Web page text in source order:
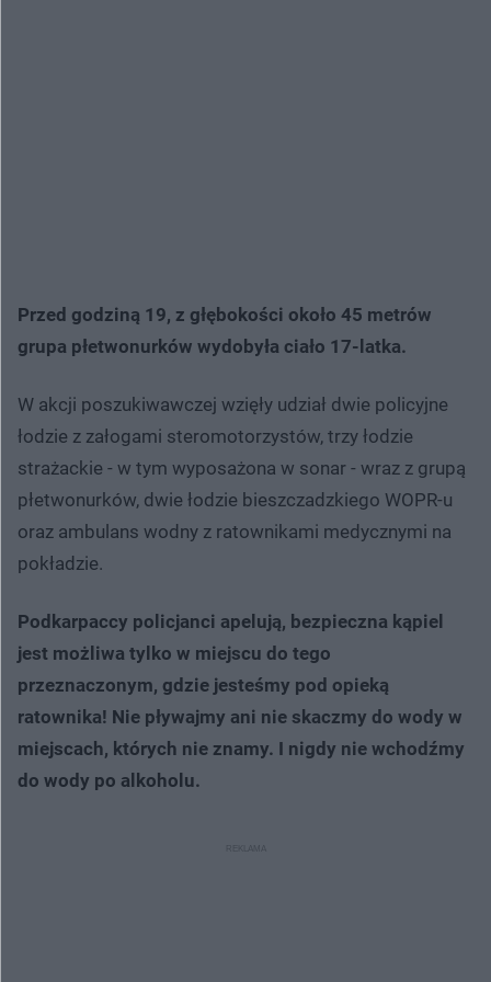
Przed godziną 19, z głębokości około 45 metrów
grupa płetwonurków wydobyła ciało 17-latka.
W akcji poszukiwawczej wzięły udział dwie policyjne
łodzie z załogami steromotorzystów, trzy łodzie
strażackie - w tym wyposażona w sonar - wraz z grupą
płetwonurków, dwie łodzie bieszczadzkiego WOPR-u
oraz ambulans wodny z ratownikami medycznymi na
pokładzie.
Podkarpaccy policjanci apelują, bezpieczna kąpiel
jest możliwa tylko w miejscu do tego
przeznaczonym, gdzie jesteśmy pod opieką
ratownika! Nie pływajmy ani nie skaczmy do wody w
miejscach, których nie znamy. I nigdy nie wchodźmy
do wody po alkoholu.